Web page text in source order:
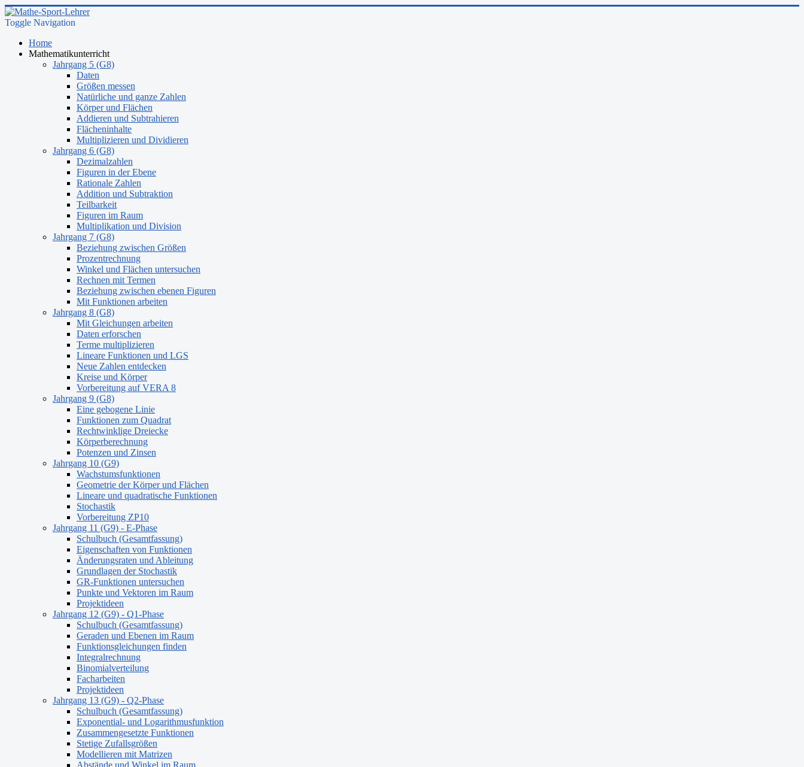
Toggle Navigation
Home
Mathematikunterricht
Jahrgang 5 (G8)
Daten
Größen messen
Natürliche und ganze Zahlen
Körper und Flächen
Addieren und Subtrahieren
Flächeninhalte
Multiplizieren und Dividieren
Jahrgang 6 (G8)
Dezimalzahlen
Figuren in der Ebene
Rationale Zahlen
Addition und Subtraktion
Teilbarkeit
Figuren im Raum
Multiplikation und Division
Jahrgang 7 (G8)
Beziehung zwischen Größen
Prozentrechnung
Winkel und Flächen untersuchen
Rechnen mit Termen
Beziehung zwischen ebenen Figuren
Mit Funktionen arbeiten
Jahrgang 8 (G8)
Mit Gleichungen arbeiten
Daten erforschen
Terme multiplizieren
Lineare Funktionen und LGS
Neue Zahlen entdecken
Kreise und Körper
Vorbereitung auf VERA 8
Jahrgang 9 (G8)
Eine gebogene Linie
Funktionen zum Quadrat
Rechtwinklige Dreiecke
Körperberechnung
Potenzen und Zinsen
Jahrgang 10 (G9)
Wachstumsfunktionen
Geometrie der Körper und Flächen
Lineare und quadratische Funktionen
Stochastik
Vorbereitung ZP10
Jahrgang 11 (G9) - E-Phase
Schulbuch (Gesamtfassung)
Eigenschaften von Funktionen
Änderungsraten und Ableitung
Grundlagen der Stochastik
GR-Funktionen untersuchen
Punkte und Vektoren im Raum
Projektideen
Jahrgang 12 (G9) - Q1-Phase
Schulbuch (Gesamtfassung)
Geraden und Ebenen im Raum
Funktionsgleichungen finden
Integralrechnung
Binomialverteilung
Facharbeiten
Projektideen
Jahrgang 13 (G9) - Q2-Phase
Schulbuch (Gesamtfassung)
Exponential- und Logarithmusfunktion
Zusammengesetzte Funktionen
Stetige Zufallsgrößen
Modellieren mit Matrizen
Abstände und Winkel im Raum